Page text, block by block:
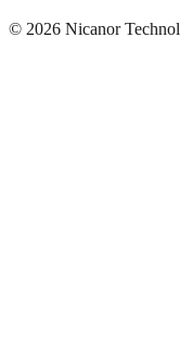
© 2026 Nicanor